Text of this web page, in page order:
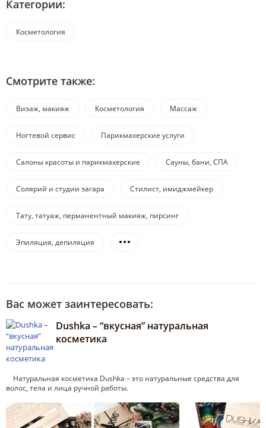
Категории:
Косметология
Смотрите также:
Визаж, макияж Косметология Массаж
Ногтевой сервис Парикмахерские услуги
Салоны красоты и парикмахерские Сауны, бани, СПА
Солярий и студии загара Стилист, имиджмейкер
Тату, татуаж, перманентный макияж, пирсинг
Эпиляция, депиляция
Вас может заинтересовать:
Dushka – “вкусная” натуральная
косметика
Натуральная косметика Dushka – это натуральные средства для
волос, тела и лица ручной работы.